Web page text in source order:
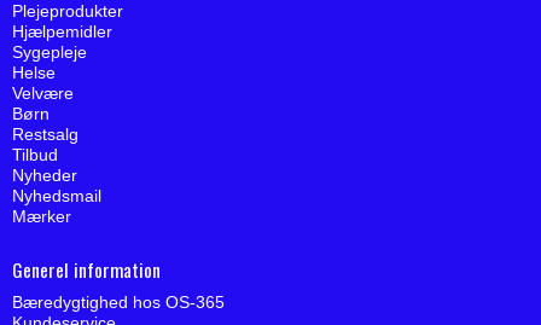
Plejeprodukter
Hjælpemidler
Sygepleje
Helse
Velvære
Børn
Restsalg
Tilbud
Nyheder
Nyhedsmail
Mærker
Generel information
Bæredygtighed hos OS-365